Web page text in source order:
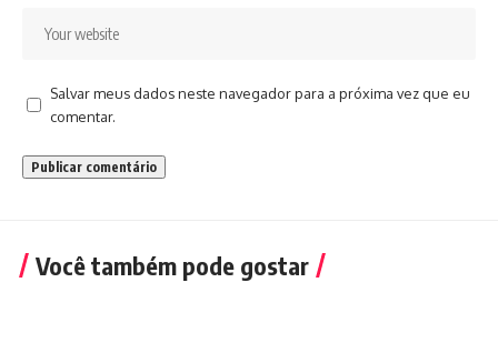
Salvar meus dados neste navegador para a próxima vez que eu
comentar.
Você também pode gostar